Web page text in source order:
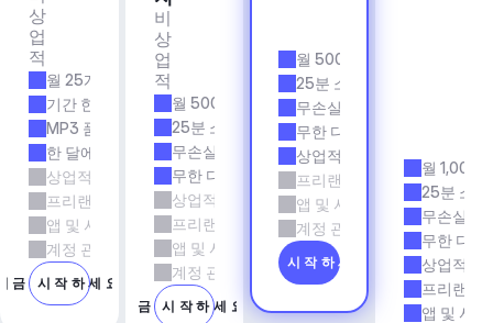
상
업
적
월 25개 트랙
기간 한정
MP3 품질
한 달에 5회 다운로드
상업적 사용
프리랜서 및 에이전시 업무
앱 및 서비스
계정 관리자 지원
금 시작하세요
비
상
업
적
월 500개 트랙
25분 소요 시간
무손실 품질
무한 다운로드
상업적 사용
프리랜서 및 에이전시 업무
앱 및 서비스
계정 관리자 지원
지금 시작하세요
월 500개 트랙
25분 소요 시간
무손실 품질
무한 다운로드
상업적 사용
프리랜서 및 에이전시 업무
앱 및 서비스
계정 관리자 지원
지금 시작하세요
월 1,000
25분 소요
무손실 품
무한 다운
상업적 사
프리랜서
앱 및 서비